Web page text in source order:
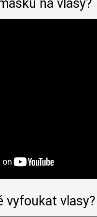
na vlasy?
vyfoukat vlasy?